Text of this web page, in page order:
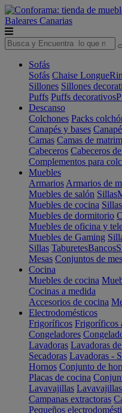
Baleares Canarias
Sofás
Sofás Chaise Longue
Sillones Sillones
Puffs Puffs decorativos
Descanso
Colchones Packs
Canapés y bases
Camas Camas de
Cabeceros Cabeceros
Complementos para
Muebles
Armarios Armarios de
Muebles de salón Sillas
Muebles de cocina
Muebles de dormitorio
Muebles de oficina y
Muebles de Gaming
Sillas TaburetesBancos
Mesas Conjuntos de
Cocina
Muebles de cocina
Cocinas a medida
Accesorios de cocina
Electrodomésticos
Frigoríficos Frigoríficos
Congeladores
Lavadoras Lavadoras
Secadoras Lavadoras -
Hornos Conjunto de
Placas de cocina
Lavavajillas
Campanas extractoras
Pequeños